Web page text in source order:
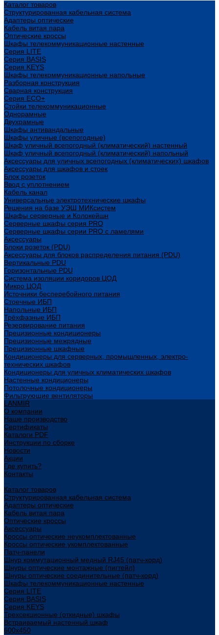
Каталог товаров
Структурированная кабельная система
Адаптеры оптические
Кабель витая пара
Оптические кроссы
Шкафы телекоммуникационные настенные
Cерия LITE
Cерия BASIS
Cерия KEYS
Шкафы телекоммуникационные напольные
Разборная конструкция
Сварная конструкция
Серия ECO+
Стойки телекоммуникационные
Однорамные
Двухрамные
Шкафы антивандальные
Шкафы уличные (всепогодные)
Шкаф уличный всепогодный (климатический) настенный
Шкаф уличный всепогодный (климатический) напольный
Аксессуары для уличных всепогодных (климатических) шкафов
Аксессуары для шкафов и стоек
Блок розеток
Ввод с уплотнением
Кабель канал
Универсальные электротехнические шкафы
Решения на базе УЭШ МИКсистем
Шкафы серверные и Колокейшн
Серверные шкафы серия PRO
Серверные шкафы серии PRO с ламелями
Аксессуары
Блоки розеток (PDU)
Аксессуары для блоков распределения питания (PDU)
Вертикальные PDU
Горизонтальные PDU
Система изоляции коридоров ЦОД
Микро ЦОД
Источники бесперебойного питания
Стоечные ИБП
Напольные ИБП
Трёхфазные ИБП
Резервирование питания
Прецизионные кондиционеры
Прецизионные межрядные
Прецизионные шкафные
Кондиционеры для серверных, промышленных, электро-
технических шкафов
Кондиционеры для уличных климатических шкафов
Настенные кондиционеры
Потолочные кондиционеры
Фильтрующие вентиляторы
LANMIR
О компании
Наше производство
Сертификаты
Каталоги PDF
Инструкции по сборке
Новости
Акции
Где купить?
Контакты
Каталог товаров
Структурированная кабельная система
Адаптеры оптические
Кабель витая пара
Оптические кроссы
Аксессуары
Кроссы оптические неукомплектованные
Кроссы оптические укомплектованные
Патч-панели
Шнур коммутационный медный RJ45 (патч-корд)
Шнуры оптические монтажные (пигтейл)
Шнуры оптические соединительные (патч-корд)
Шкафы телекоммуникационные настенные
Cерия LITE
Cерия BASIS
Cерия KEYS
Трехсекционные (откидные) шкафы
Встраиваемый настенный шкаф
600x450